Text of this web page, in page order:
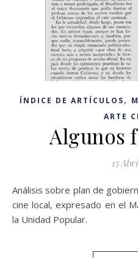
ÍNDICE DE ARTÍCULOS,
ARTE
Algunos
15
Análisis sobre plan de gobierno de Salvador Allende para el
cine local, expresado en el
la Unidad Popular.